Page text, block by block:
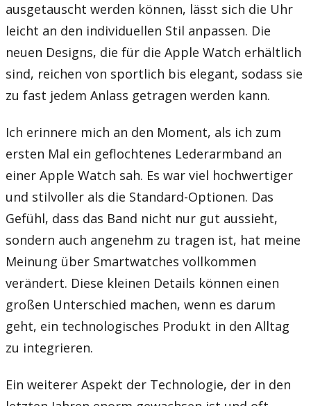
ausgetauscht werden können, lässt sich die Uhr
leicht an den individuellen Stil anpassen. Die
neuen Designs, die für die Apple Watch erhältlich
sind, reichen von sportlich bis elegant, sodass sie
zu fast jedem Anlass getragen werden kann.
Ich erinnere mich an den Moment, als ich zum
ersten Mal ein geflochtenes Lederarmband an
einer Apple Watch sah. Es war viel hochwertiger
und stilvoller als die Standard-Optionen. Das
Gefühl, dass das Band nicht nur gut aussieht,
sondern auch angenehm zu tragen ist, hat meine
Meinung über Smartwatches vollkommen
verändert. Diese kleinen Details können einen
großen Unterschied machen, wenn es darum
geht, ein technologisches Produkt in den Alltag
zu integrieren.
Ein weiterer Aspekt der Technologie, der in den